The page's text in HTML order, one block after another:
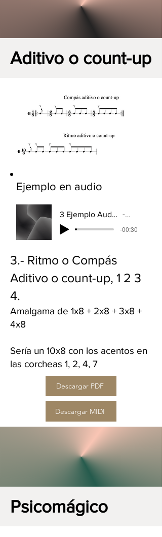
Aditivo o count-up
Ejemplo en audio
3 Ejemplo Audio Ritmo ADITIVO - Ibermusicas
Artist
-00:30
3.- Ritmo o Compás
Aditivo o count-up, 1 2 3
4.
Amalgama de 1x8 + 2x8 + 3x8 +
4x8
Sería un 10x8 con los acentos en
las corcheas 1, 2, 4, 7
Descargar PDF
Descargar MIDI
Psicomágico